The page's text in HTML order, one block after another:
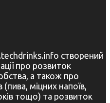
створений
про розвиток
а також про
міцних напоїв,
тощо) та розвиток